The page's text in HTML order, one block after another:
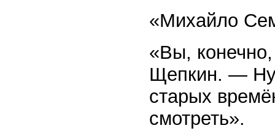
«Михайло
«Вы,
Щепкин. — Ну
старых
смотреть».